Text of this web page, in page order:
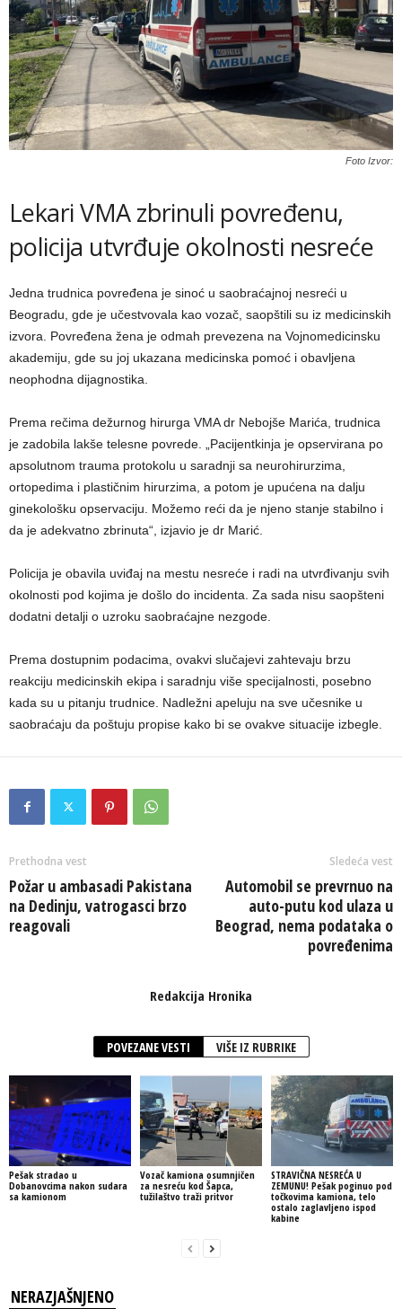
Foto Izvor:
Lekari VMA zbrinuli povređenu,
policija utvrđuje okolnosti nesreće
Jedna trudnica povređena je sinoć u saobraćajnoj nesreći u
Beogradu, gde je učestvovala kao vozač, saopštili su iz medicinskih
izvora. Povređena žena je odmah prevezena na Vojnomedicinsku
akademiju, gde su joj ukazana medicinska pomoć i obavljena
neophodna dijagnostika.
Prema rečima dežurnog hirurga VMA dr Nebojše Marića, trudnica
je zadobila lakše telesne povrede. „Pacijentkinja je opservirana po
apsolutnom trauma protokolu u saradnji sa neurohirurzima,
ortopedima i plastičnim hirurzima, a potom je upućena na dalju
ginekološku opservaciju. Možemo reći da je njeno stanje stabilno i
da je adekvatno zbrinuta“, izjavio je dr Marić.
Policija je obavila uviđaj na mestu nesreće i radi na utvrđivanju svih
okolnosti pod kojima je došlo do incidenta. Za sada nisu saopšteni
dodatni detalji o uzroku saobraćajne nezgode.
Prema dostupnim podacima, ovakvi slučajevi zahtevaju brzu
reakciju medicinskih ekipa i saradnju više specijalnosti, posebno
kada su u pitanju trudnice. Nadležni apeluju na sve učesnike u
saobraćaju da poštuju propise kako bi se ovakve situacije izbegle.
Prethodna vest
Požar u ambasadi Pakistana
na Dedinju, vatrogasci brzo
reagovali
Sledeća vest
Automobil se prevrnuo na
auto-putu kod ulaza u
Beograd, nema podataka o
povređenima
Redakcija Hronika
POVEZANE VESTI VIŠE IZ RUBRIKE
Pešak stradao u
Dobanovcima nakon sudara
sa kamionom
Vozač kamiona osumnjičen
za nesreću kod Šapca,
tužilaštvo traži pritvor
STRAVIČNA NESREĆA U
ZEMUNU! Pešak poginuo pod
točkovima kamiona, telo
ostalo zaglavljeno ispod
kabine
NERAZJAŠNJENO